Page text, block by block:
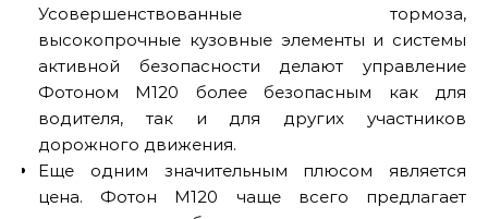
Усовершенствованные тормоза,
высокопрочные кузовные элементы и системы
активной безопасности делают управление
Фотоном M120 более безопасным как для
водителя, так и для других участников
дорожного движения.
Еще одним значительным плюсом является
цена. Фотон M120 чаще всего предлагает